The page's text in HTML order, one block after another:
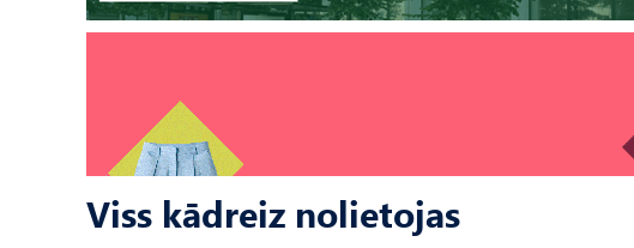
Viss kādreiz nolietojas